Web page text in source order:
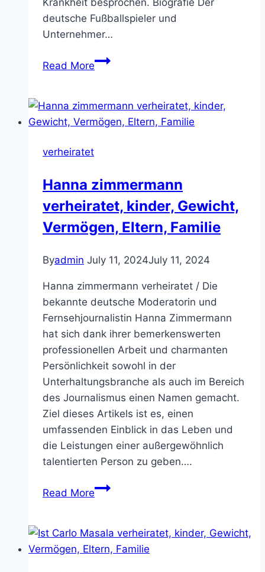
deutsche Fußballspieler und
Unternehmer…
Read MoreMit
volker
heißmann
Kinder,
Familie,
Vermogen
verheiratet
Hanna zimmermann
verheiratet, kinder, Gewicht,
Vermögen, Eltern, Familie
Byadmin July 11, 2024July 11, 2024
Hanna zimmermann verheiratet / Die
bekannte deutsche Moderatorin und
Fernsehjournalistin Hanna Zimmermann
hat sich dank ihrer bemerkenswerten
professionellen Arbeit und charmanten
Persönlichkeit sowohl in der
Unterhaltungsbranche als auch im Bereich
des Journalismus einen Namen gemacht.
Ziel dieses Artikels ist es, einen
umfassenden Einblick in das Leben und
die Leistungen einer außergewöhnlich
talentierten Person zu geben….
Read MoreHanna
kinder,
Gewicht,